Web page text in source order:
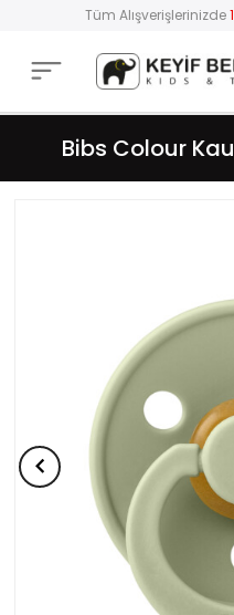
Tüm Alışverişlerinizde
Bibs Colour